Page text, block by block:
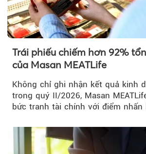
Trái phiếu chiếm hơn 92%
của Masan MEATLife
Không chỉ ghi nhận kết quả kinh
trong quý II/2026, Masan
bức tranh tài chính với điểm